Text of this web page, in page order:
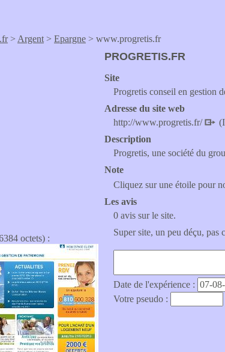
> Argent > Epargne > www.progretis.fr
octets) :
PROGRETIS.FR
Site
Progretis conseil en gestion
Adresse du site web
http://www.progretis.fr/
Description
Progretis, une société du
Note
Cliquez sur une étoile pour
Les avis
0 avis sur le site.
Super site, un peu déçu,
Date de l'expérience :
Votre pseudo :